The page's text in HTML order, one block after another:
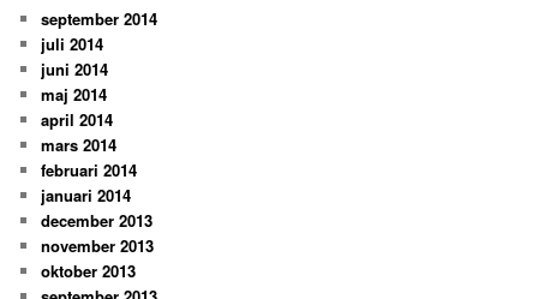
september 2014
juli 2014
juni 2014
maj 2014
april 2014
mars 2014
februari 2014
januari 2014
december 2013
november 2013
oktober 2013